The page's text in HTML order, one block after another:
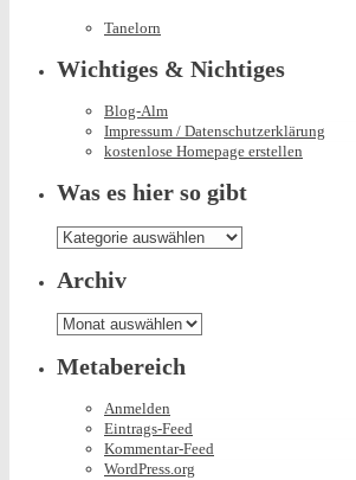
Tanelorn
Wichtiges & Nichtiges
Blog-Alm
Impressum / Datenschutzerklärung
kostenlose Homepage erstellen
Was es hier so gibt
Was
es
hier
so
gibt
Archiv
Archiv
Metabereich
Anmelden
Eintrags-Feed
Kommentar-Feed
WordPress.org